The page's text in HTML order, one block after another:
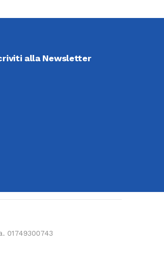
alla Newsletter
01749300743